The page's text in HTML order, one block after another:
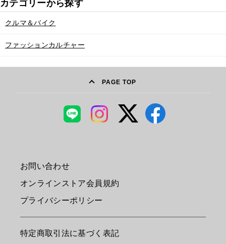
クルマ＆バイク
ファッションカルチャー
PAGE TOP
お問い合わせ
オンラインストア会員規約
プライバシーポリシー
特定商取引法に基づく表記